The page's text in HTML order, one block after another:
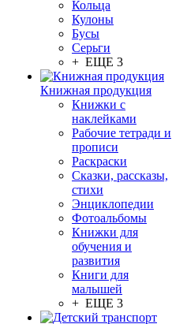
Кольца
Кулоны
Бусы
Серьги
+ ЕЩЕ 3
Книжная продукция
Книжки с
наклейками
Рабочие тетради и
прописи
Раскраски
Сказки, рассказы,
стихи
Энциклопедии
Фотоальбомы
Книжки для
обучения и
развития
Книги для
малышей
+ ЕЩЕ 3